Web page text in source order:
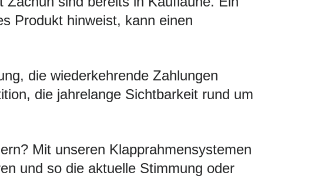
Produkt hinweist, kann einen
die wiederkehrende Zahlungen
die jahrelange Sichtbarkeit rund um
Mit unseren Klapprahmensystemen
und so die aktuelle Stimmung oder